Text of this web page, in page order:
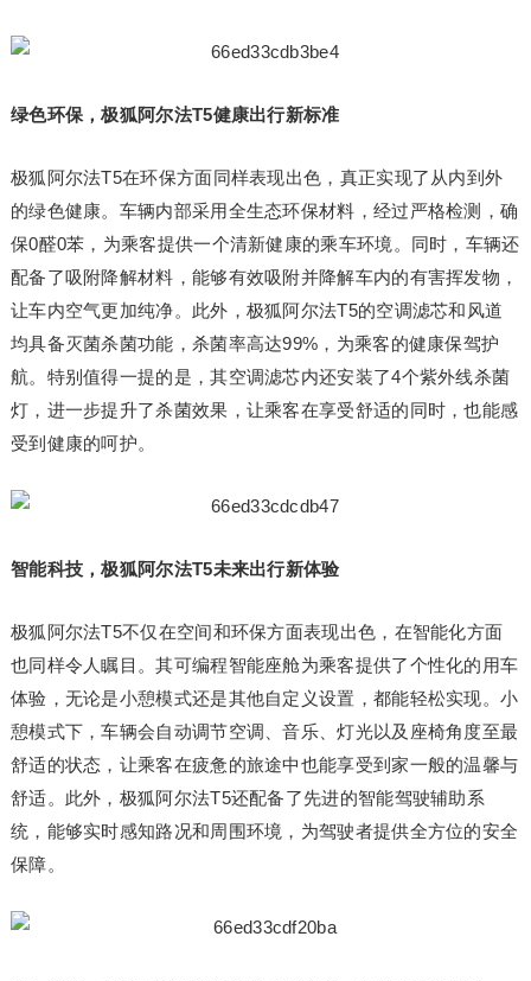
绿色环保，极狐阿尔法T5健康出行新标准
极狐阿尔法T5在环保方面同样表现出色，真正实现了从内到外
的绿色健康。车辆内部采用全生态环保材料，经过严格检测，确
保0醛0苯，为乘客提供一个清新健康的乘车环境。同时，车辆还
配备了吸附降解材料，能够有效吸附并降解车内的有害挥发物，
让车内空气更加纯净。此外，极狐阿尔法T5的空调滤芯和风道
均具备灭菌杀菌功能，杀菌率高达99%，为乘客的健康保驾护
航。特别值得一提的是，其空调滤芯内还安装了4个紫外线杀菌
灯，进一步提升了杀菌效果，让乘客在享受舒适的同时，也能感
受到健康的呵护。
智能科技，极狐阿尔法T5未来出行新体验
极狐阿尔法T5不仅在空间和环保方面表现出色，在智能化方面
也同样令人瞩目。其可编程智能座舱为乘客提供了个性化的用车
体验，无论是小憩模式还是其他自定义设置，都能轻松实现。小
憩模式下，车辆会自动调节空调、音乐、灯光以及座椅角度至最
舒适的状态，让乘客在疲惫的旅途中也能享受到家一般的温馨与
舒适。此外，极狐阿尔法T5还配备了先进的智能驾驶辅助系
统，能够实时感知路况和周围环境，为驾驶者提供全方位的安全
保障。